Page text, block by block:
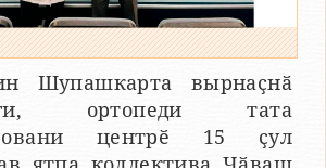
Шупашкарта вырнаҫнӑ
ортопеди тата
центрӗ 15 ҫул